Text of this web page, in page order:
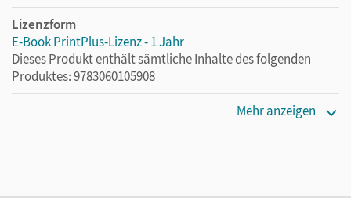
Lizenzform
E-Book PrintPlus-Lizenz - 1 Jahr
Dieses Produkt enthält sämtliche Inhalte des folgenden
Produktes: 9783060105908
ein Jahr lang ergänzend zum Print-Titel nutzen möchten.
Mehr anzeigen